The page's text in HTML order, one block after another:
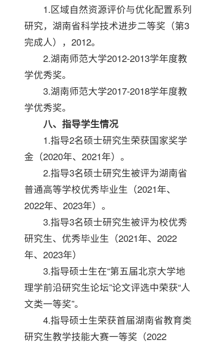
1.区域自然资源评价与优化配置系列
研究，湖南省科学技术进步二等奖（第3
完成人），2012。
2.湖南师范大学2012-2013学年度教
学优秀奖。
3.湖南师范大学2017-2018学年度教
学优秀奖。
八、指导学生情况
1.指导2名硕士研究生荣获国家奖学
金（2020年、2021年）。
2.指导3名硕士研究生被评为湖南省
普通高等学校优秀毕业生（2021年、
2022年、2023年）。
3.指导3名硕士研究生被评为校优秀
研究生、优秀毕业生（2021年、2022
年、2023年）
3.指导硕士生在“第五届北京大学地
理学前沿研究生论坛”论文评选中荣获“人
文类一等奖”。
4.指导硕士生荣获首届湖南省教育类
研究生教学技能大赛一等奖（2022